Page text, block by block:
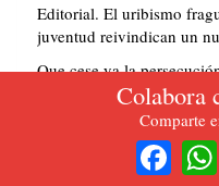
Colabora
Comparte
Editorial. El uribismo
juventud reivindican un
Que cese ya la
La huelga después de la
en el sector petrolero.
Es mejor exportar